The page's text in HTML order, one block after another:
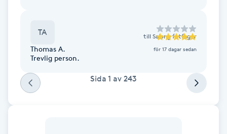
Extensions
Extensions borttagning
Eyeliner-tatuering
TA till Salong fotfager
Thomas A. för 17 dagar sedan
Trevlig person.
Sida 1 av 243